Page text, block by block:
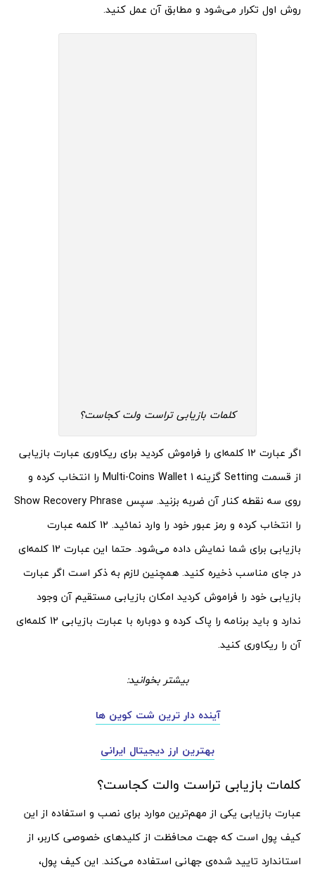
روش اول تکرار می‌شود و مطابق آن عمل کنید.
کلمات بازیابی تراست ولت کجاست؟
اگر عبارت 12 کلمه‌ای را فراموش کردید برای ریکاوری عبارت بازیابی
از قسمت Setting گزینه Multi-Coins Wallet 1 را انتخاب کرده و
روی سه نقطه کنار آن ضربه بزنید. سپس Show Recovery Phrase
را انتخاب کرده و رمز عبور خود را وارد نمائید. 12 کلمه عبارت
بازیابی برای شما نمایش داده می‌شود. حتما این عبارت 12 کلمه‌ای
در جای مناسب ذخیره کنید. همچنین لازم به ذکر است اگر عبارت
بازیابی خود را فراموش کردید امکان بازیابی مستقیم آن وجود
ندارد و باید برنامه را پاک کرده و دوباره با عبارت بازیابی 12 کلمه‌‌ای
آن را ریکاوری کنید.
بیشتر بخوانید:
آینده دار ترین شت کوین ها
بهترین ارز دیجیتال ایرانی
کلمات بازیابی تراست والت کجاست؟
عبارت بازیابی یکی از مهم‌ترین موارد برای نصب و استفاده از این
کیف پول است که جهت محافظت از کلیدهای خصوصی کاربر، از
استاندارد تایید شده‌ی جهانی استفاده می‌کند. این کیف پول،